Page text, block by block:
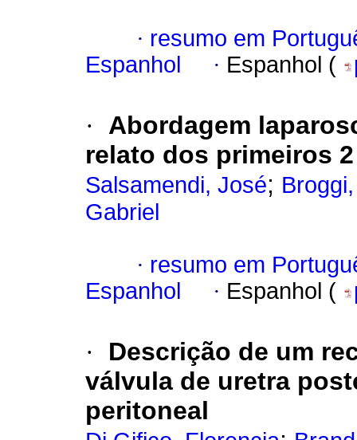
· resumo em
Espanhol
· Espanhol (
·
Abordagem
relato dos primeiros
Salsamendi, José;
Gabriel
· resumo em
Espanhol
· Espanhol (
·
Descrição de um
válvula de uretra
peritoneal